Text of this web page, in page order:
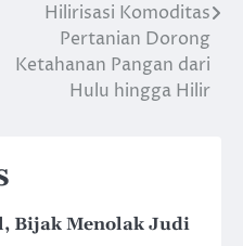
Hilirisasi Komoditas
Pertanian Dorong
Ketahanan Pangan dari
Hulu hingga Hilir
Bijak Menolak Judi